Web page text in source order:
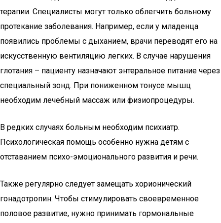
терапии. Специалисты могут только облегчить больному
протекание заболевания. Например, если у младенца
появились проблемы с дыханием, врачи переводят его на
искусственную вентиляцию легких. В случае нарушения
глотания – пациенту назначают энтеральное питание через
специальный зонд. При пониженном тонусе мышц
необходим лечебный массаж или физиопроцедуры.
В редких случаях больным необходим психиатр.
Психологическая помощь особенно нужна детям с
отставанием психо-эмоционального развития и речи.
Также регулярно следует замещать хорионический
гонадотропин. Чтобы стимулировать своевременное
половое развитие, нужно принимать гормональные